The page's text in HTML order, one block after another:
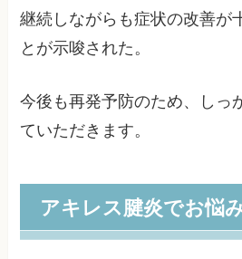
継続しながらも症状の改善が
とが示唆された。
今後も再発予防のため、しっ
ていただきます。
アキレス腱炎でお悩